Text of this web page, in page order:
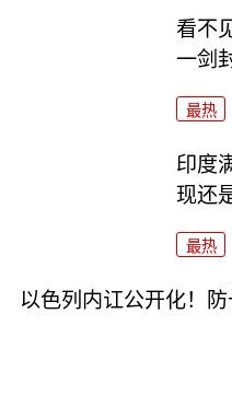
看不
一剑
最热
印度
现还
最热
以色列内讧公开化！